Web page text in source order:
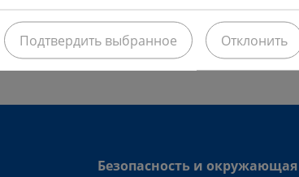
Безопасность и окружающая
Отклонить
Подтвердить выбранное